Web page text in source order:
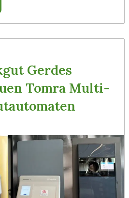
Gerdes
Tomra Multi-